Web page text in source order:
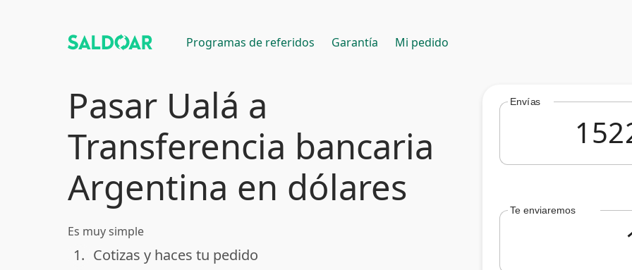
Programas de referidos Garantía Mi pedido
Pasar Ualá a
Transferencia bancaria
Argentina en dólares
Es muy simple
done
1. Cotizas y haces tu pedido
Envías
Te enviaremos